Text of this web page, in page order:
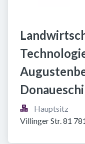
Hauptsitz
Villinger Str. 81